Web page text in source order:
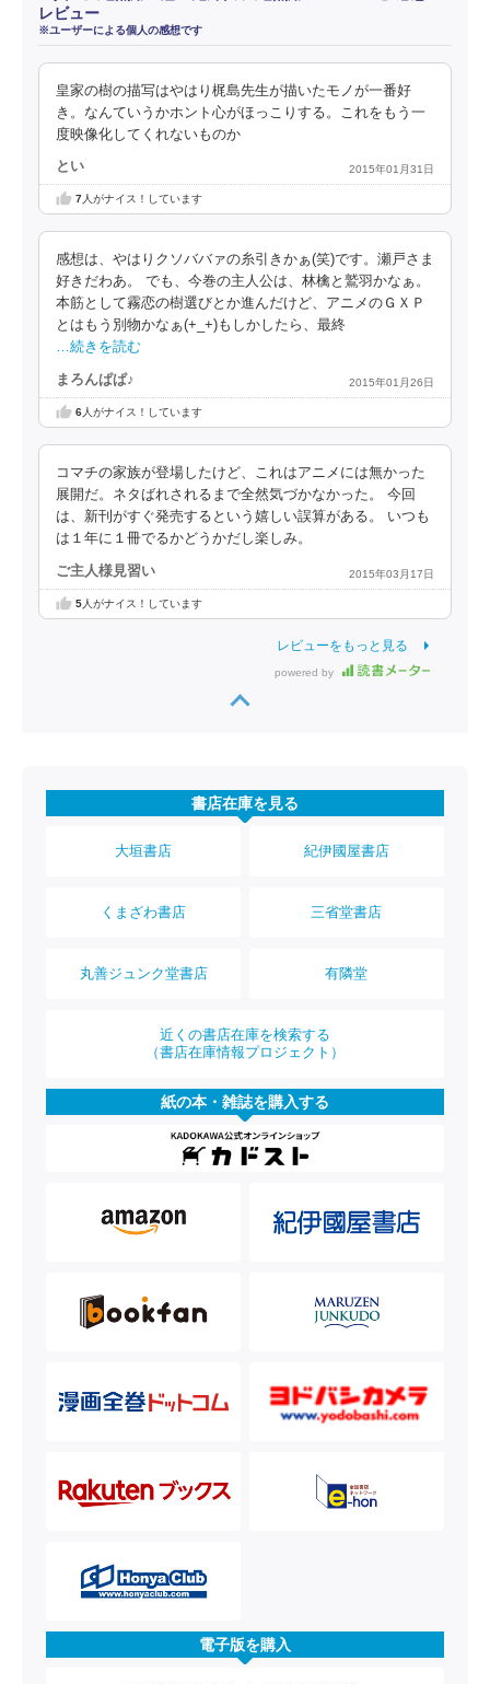
レビュー
※ユーザーによる個人の感想です
皇家の樹の描写はやはり梶島先生が描いたモノが一番好
き。なんていうかホント心がほっこりする。これをもう一
度映像化してくれないものか
とい 2015年01月31日
7人がナイス！しています
感想は、やはりクソババァの糸引きかぁ(笑)です。瀬戸さま
好きだわあ。 でも、今巻の主人公は、林檎と鷲羽かなぁ。
本筋として霧恋の樹選びとか進んだけど、アニメのＧＸＰ
とはもう別物かなぁ(+_+)もしかしたら、最終
…続きを読む
まろんぱぱ♪ 2015年01月26日
6人がナイス！しています
コマチの家族が登場したけど、これはアニメには無かった
展開だ。ネタばれされるまで全然気づかなかった。 今回
は、新刊がすぐ発売するという嬉しい誤算がある。 いつも
は１年に１冊でるかどうかだし楽しみ。
ご主人様見習い 2015年03月17日
5人がナイス！しています
レビューをもっと見る
powered by
書店在庫を見る
大垣書店 紀伊國屋書店
くまざわ書店 三省堂書店
丸善ジュンク堂書店 有隣堂
近くの書店在庫を検索する
（書店在庫情報プロジェクト）
紙の本・雑誌を購入する
電子版を購入